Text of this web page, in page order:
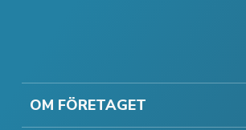
OM FÖRETAGET